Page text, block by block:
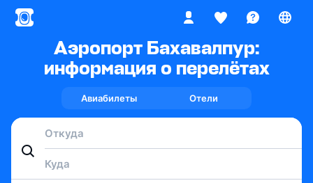
Аэропорт Бахавалпур:
информация о перелётах
Авиабилеты Отели